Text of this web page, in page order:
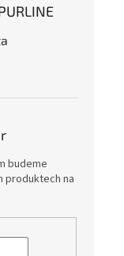
budeme
produktech na